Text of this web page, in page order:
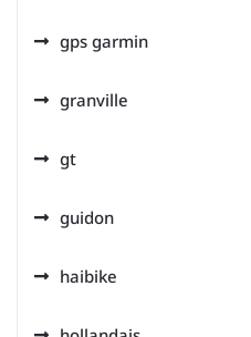
gps garmin
granville
gt
guidon
haibike